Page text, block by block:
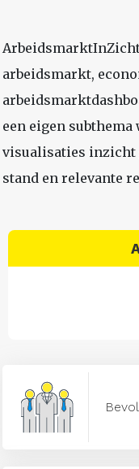
ArbeidsmarktInZicht
arbeidsmarkt,
een eigen
visualisaties inzicht
stand en relevante